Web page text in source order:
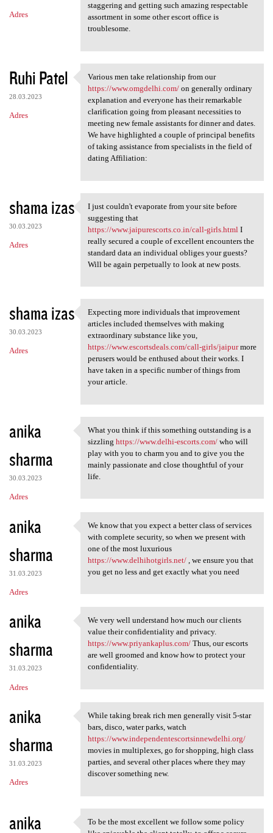
Adres
staggering and getting such amazing respectable
assortment in some other escort office is
troublesome.
Ruhi Patel
28.03.2023
Adres
Various men take relationship
Various men take relationship from our
https://www.omgdelhi.com/on generally ordinary
explanation and everyone has their remarkable
clarification going from pleasant necessities to
meeting new female assistants for dinner and dates.
We have highlighted a couple of principal benefits
of taking assistance from specialists in the field of
dating Affiliation:
shama izas
30.03.2023
Adres
I just couldn't evaporate
I just couldn't evaporate from your site before
suggesting that
https://www.jaipurescorts.co.in/call-girls.html I
really secured a couple of excellent encounters the
standard data an individual obliges your guests?
Will be again perpetually to look at new posts.
shama izas
30.03.2023
Adres
Expecting more individuals
Expecting more individuals that improvement
articles included themselves with making
extraordinary substance like you,
https://www.escortsdeals.com/call-girls/jaipurmore
perusers would be enthused about their works. I
have taken in a specific number of things from
your article.
anika
sharma
30.03.2023
Adres
What you think if this
What you think if this something outstanding is a
sizzling https://www.delhi-escorts.com/who will
play with you to charm you and to give you the
mainly passionate and close thoughtful of your
life.
anika
sharma
31.03.2023
Adres
We know that you expect a
We know that you expect a better class of services
with complete security, so when we present with
one of the most luxurious
https://www.delhihotgirls.net/, we ensure you that
you get no less and get exactly what you need
anika
sharma
31.03.2023
Adres
We very well understand how
We very well understand how much our clients
value their confidentiality and privacy.
https://www.priyankaplus.com/Thus, our escorts
are well groomed and know how to protect your
confidentiality.
anika
sharma
31.03.2023
Adres
While taking break rich men
While taking break rich men generally visit 5-star
bars, disco, water parks, watch
https://www.independentescortsinnewdelhi.org/
movies in multiplexes, go for shopping, high class
parties, and several other places where they may
discover something new.
anika
To be the most excellent we follow some policy